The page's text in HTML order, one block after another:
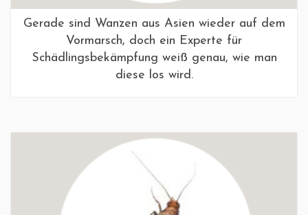
Gerade sind Wanzen aus Asien wieder auf dem
Vormarsch, doch ein Experte für
Schädlingsbekämpfung weiß genau, wie man
diese los wird.